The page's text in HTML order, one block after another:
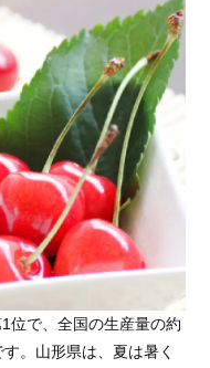
位で、全国の生産量の約
。山形県は、夏は暑く